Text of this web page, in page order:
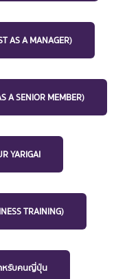
AS A MANAGER)
A SENIOR MEMBER)
YARIGAI
TRAINING)
หรับคนญี่ปุ่น